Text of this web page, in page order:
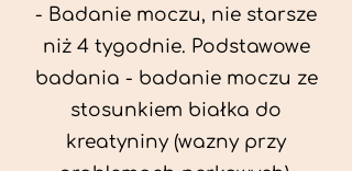
- Badanie moczu, nie starsze
niż 4 tygodnie. Podstawowe
badania - badanie moczu ze
stosunkiem białka do
kreatyniny (wazny przy